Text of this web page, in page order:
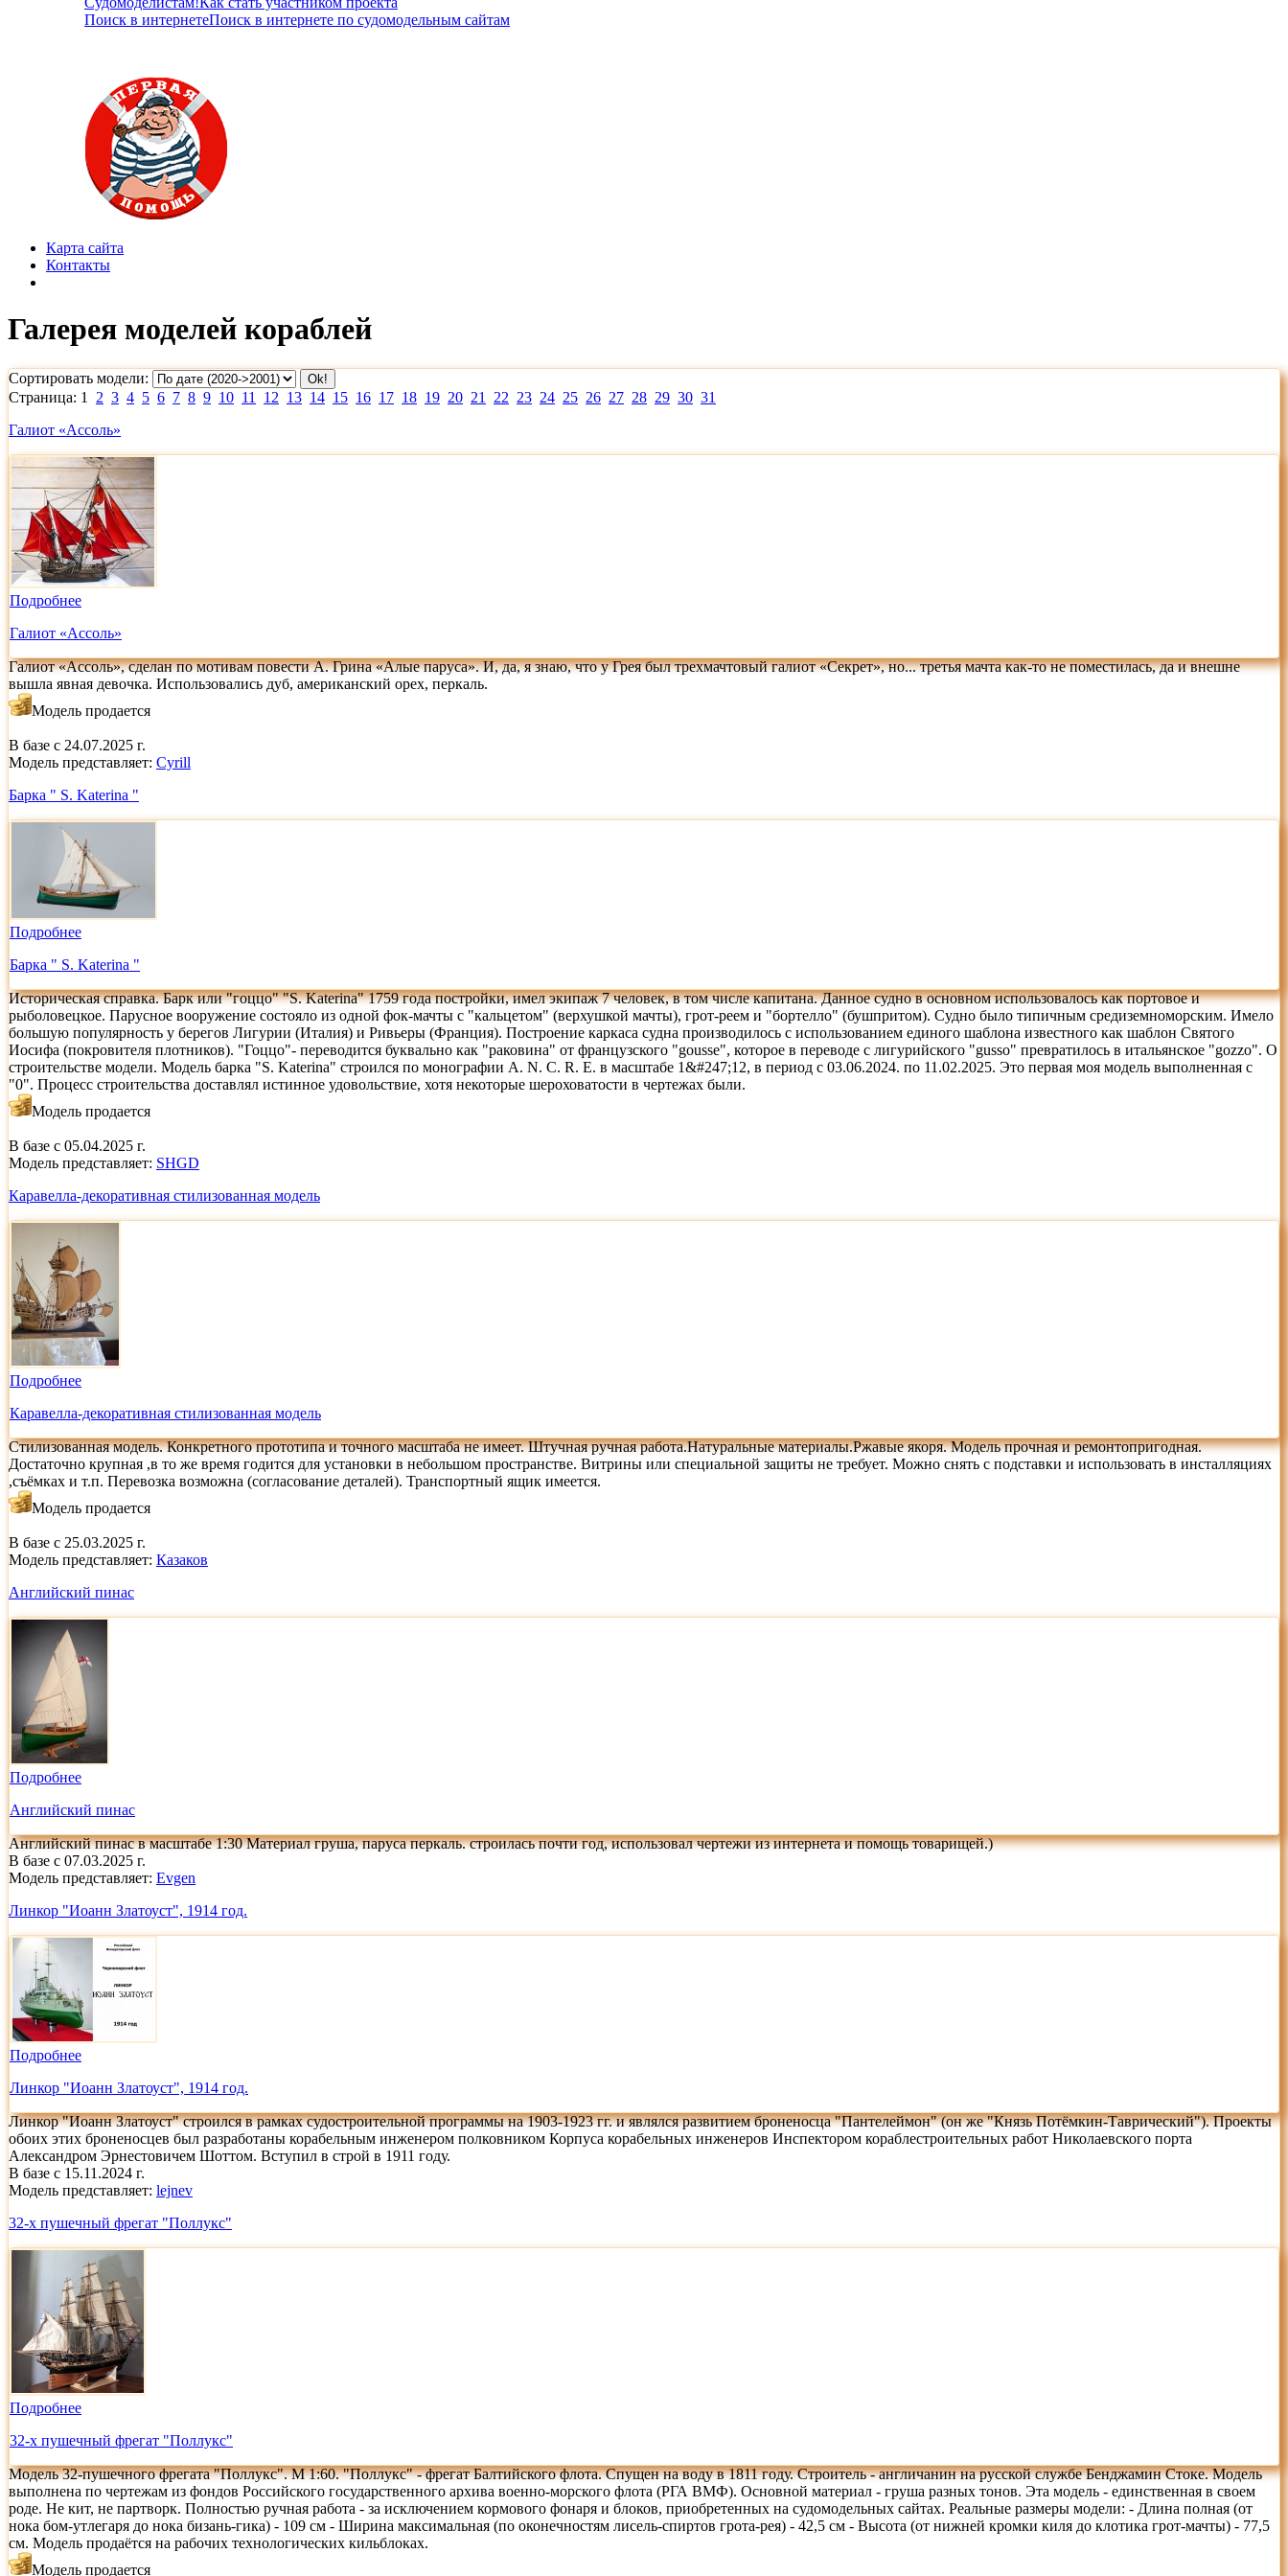
Поиск в интернетеПоиск в интернете по судомодельным сайтам
Карта сайта
Контакты
Галерея моделей кораблей
Сортировать модели:
Страница: 1 2 3 4 5 6 7 8 9 10 11 12 13 14 15 16 17 18 19 20 21 22 23 24 25 26 27 28 29 30 31
Галиот «Ассоль»
Подробнее
Галиот «Ассоль»
Галиот «Ассоль», сделан по мотивам повести А. Грина «Алые паруса». И, да, я знаю, что у Грея был трехмачтовый галиот «Секрет», но... третья мачта как-то не поместилась, да и внешне
вышла явная девочка. Использовались дуб, американский орех, перкаль.
Модель продается
В базе с 24.07.2025 г.
Модель представляет: Cyrill
Барка " S. Katerina "
Подробнее
Барка " S. Katerina "
Историческая справка. Барк или "гоццо" "S. Katerina" 1759 года постройки, имел экипаж 7 человек, в том числе капитана. Данное судно в основном использовалось как портовое и
рыболовецкое. Парусное вооружение состояло из одной фок-мачты с "кальцетом" (верхушкой мачты), грот-реем и "бортелло" (бушпритом). Судно было типичным средиземноморским. Имело
большую популярность у берегов Лигурии (Италия) и Ривьеры (Франция). Построение каркаса судна производилось с использованием единого шаблона известного как шаблон Святого
Иосифа (покровителя плотников). "Гоццо"- переводится буквально как "раковина" от французского "gousse", которое в переводе с лигурийского "gusso" превратилось в итальянское "gozzо". О
строительстве модели. Модель барка "S. Katerina" строился по монографии A. N. C. R. E. в масштабе 1&#247;12, в период с 03.06.2024. по 11.02.2025. Это первая моя модель выполненная с
"0". Процесс строительства доставлял истинное удовольствие, хотя некоторые шероховатости в чертежах были.
Модель продается
В базе с 05.04.2025 г.
Модель представляет: SHGD
Каравелла-декоративная стилизованная модель
Подробнее
Каравелла-декоративная стилизованная модель
Стилизованная модель. Конкретного прототипа и точного масштаба не имеет. Штучная ручная работа.Натуральные материалы.Ржавые якоря. Модель прочная и ремонтопригодная.
Достаточно крупная ,в то же время годится для установки в небольшом пространстве. Витрины или специальной защиты не требует. Можно снять с подставки и использовать в инсталляциях
,съёмках и т.п. Перевозка возможна (согласование деталей). Транспортный ящик имеется.
Модель продается
В базе с 25.03.2025 г.
Модель представляет: Казаков
Английский пинас
Подробнее
Английский пинас
Английский пинас в масштабе 1:30 Материал груша, паруса перкаль. строилась почти год, использовал чертежи из интернета и помощь товарищей.)
В базе с 07.03.2025 г.
Модель представляет: Evgen
Линкор "Иоанн Златоуст", 1914 год.
Подробнее
Линкор "Иоанн Златоуст", 1914 год.
Линкор "Иоанн Златоуст" строился в рамках судостроительной программы на 1903-1923 гг. и являлся развитием броненосца "Пантелеймон" (он же "Князь Потёмкин-Таврический"). Проекты
обоих этих броненосцев был разработаны корабельным инженером полковником Корпуса корабельных инженеров Инспектором кораблестроительных работ Николаевского порта
Александром Эрнестовичем Шоттом. Вступил в строй в 1911 году.
В базе с 15.11.2024 г.
Модель представляет: lejnev
32-х пушечный фрегат "Поллукс"
Подробнее
32-х пушечный фрегат "Поллукс"
Модель 32-пушечного фрегата "Поллукс". М 1:60. "Поллукс" - фрегат Балтийского флота. Спущен на воду в 1811 году. Строитель - англичанин на русской службе Бенджамин Стоке. Модель
выполнена по чертежам из фондов Российского государственного архива военно-морского флота (РГА ВМФ). Основной материал - груша разных тонов. Эта модель - единственная в своем
роде. Не кит, не партворк. Полностью ручная работа - за исключением кормового фонаря и блоков, приобретенных на судомодельных сайтах. Реальные размеры модели: - Длина полная (от
нока бом-утлегаря до нока бизань-гика) - 109 см - Ширина максимальная (по оконечностям лисель-спиртов грота-рея) - 42,5 см - Высота (от нижней кромки киля до клотика грот-мачты) - 77,5
см. Модель продаётся на рабочих технологических кильблоках.
Модель продается